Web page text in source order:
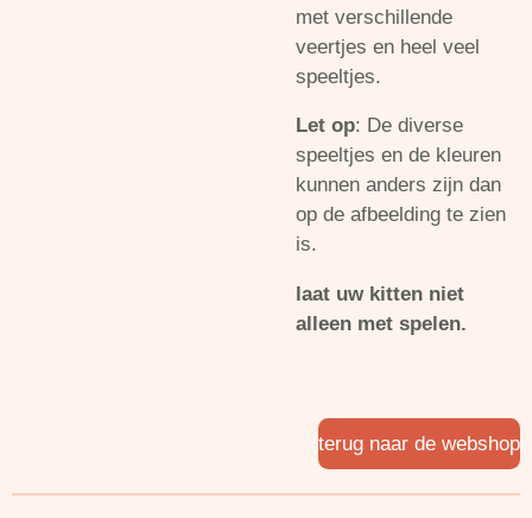
met verschillende
veertjes en heel veel
speeltjes.
Let op: De diverse
speeltjes en de kleuren
kunnen anders zijn dan
op de afbeelding te zien
is.
laat uw kitten niet
alleen met spelen.
terug naar de webshop